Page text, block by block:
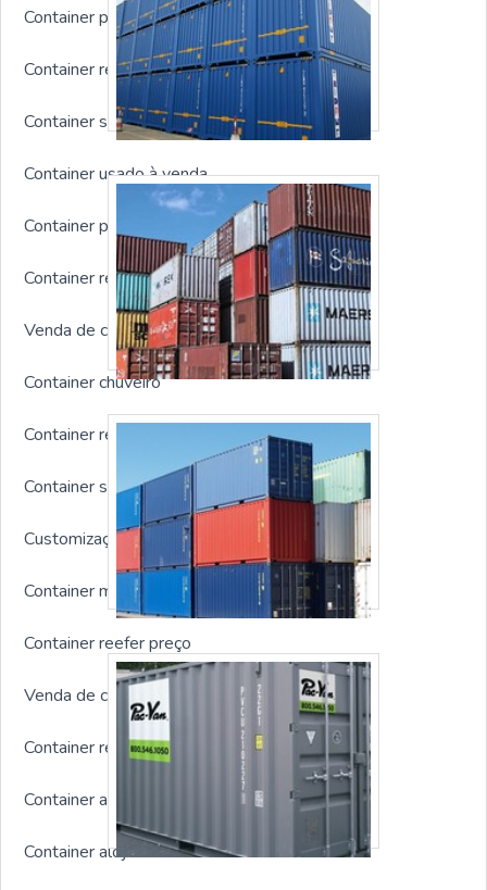
Container para canteiro de obras
Container refrigerado preço
Container sanitário
Container usado à venda
Container para obra preço
Container refrigerado 20 pés
Venda de container usado rj
Container chuveiro
Container revestido
Container sob medida
Customização de container
Container modular preço
Container reefer preço
Venda de container marítimo
Container refrigerado 40 pés
Container almoxarifado usado
Container alojamento obra